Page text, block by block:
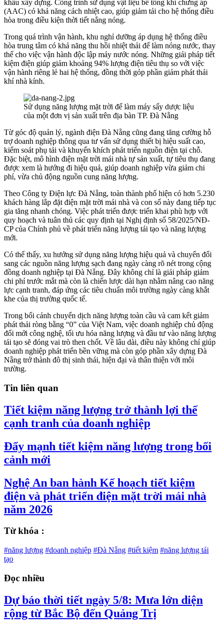
khâu xây dựng. Công trình sử dụng vật liệu bê tông khí chưng áp
(AAC) có khả năng cách nhiệt cao, giúp giảm tải cho hệ thống điều
hòa trong điều kiện thời tiết nắng nóng.
Trong quá trình vận hành, khu nghỉ dưỡng áp dụng hệ thống điều
hòa trung tâm có khả năng thu hồi nhiệt thải để làm nóng nước, thay
thế cho việc vận hành độc lập máy nước nóng. Những giải pháp tiết
kiệm điện giúp giảm khoảng 94% lượng điện tiêu thụ so với việc
vận hành riêng lẻ hai hệ thống, đồng thời góp phần giảm phát thải
khí nhà kính.
Sử dụng năng lượng mặt trời để làm máy sấy dược liệu
của một đơn vị sản xuất trên địa bàn TP. Đà Nẵng
Từ góc độ quản lý, ngành điện Đà Nẵng cũng đang tăng cường hỗ
trợ doanh nghiệp thông qua tư vấn sử dụng thiết bị hiệu suất cao,
kiểm soát phụ tải và khuyến khích phát triển nguồn điện tại chỗ.
Đặc biệt, mô hình điện mặt trời mái nhà tự sản xuất, tự tiêu thụ đang
được xem là hướng đi hiệu quả, giúp doanh nghiệp vừa giảm chi
phí, vừa chủ động nguồn cung năng lượng.
Theo Công ty Điện lực Đà Nẵng, toàn thành phố hiện có hơn 5.230
khách hàng lắp đặt điện mặt trời mái nhà và con số này đang tiếp tục
gia tăng nhanh chóng. Việc phát triển được triển khai phù hợp với
quy hoạch và tuân thủ các quy định tại Nghị định số 58/2025/NĐ-
CP của Chính phủ về phát triển năng lượng tái tạo và năng lượng
mới.
Có thể thấy, xu hướng sử dụng năng lượng hiệu quả và chuyển đổi
sang các nguồn năng lượng sạch đang ngày càng rõ nét trong cộng
đồng doanh nghiệp tại Đà Nẵng. Đây không chỉ là giải pháp giảm
chi phí trước mắt mà còn là chiến lược dài hạn nhằm nâng cao năng
lực cạnh tranh, đáp ứng các tiêu chuẩn môi trường ngày càng khắt
khe của thị trường quốc tế.
Trong bối cảnh chuyển dịch năng lượng toàn cầu và cam kết giảm
phát thải ròng bằng “0” của Việt Nam, việc doanh nghiệp chủ động
đổi mới công nghệ, tối ưu hóa năng lượng và đầu tư vào năng lượng
tái tạo sẽ đóng vai trò then chốt. Về lâu dài, điều này không chỉ giúp
doanh nghiệp phát triển bền vững mà còn góp phần xây dựng Đà
Nẵng trở thành đô thị sinh thái, hiện đại và thân thiện với môi
trường.
Tin liên quan
Tiết kiệm năng lượng trở thành lợi thế
cạnh tranh của doanh nghiệp
Đẩy mạnh tiết kiệm năng lượng trong bối
cảnh mới
Nghệ An ban hành Kế hoạch tiết kiệm
điện và phát triển điện mặt trời mái nhà
năm 2026
Từ khóa :
#năng lượng #doanh nghiệp #Đà Nẵng #tiết kiệm #năng lượng tái
tạo
Đọc nhiều
Dự báo thời tiết ngày 5/8: Mưa lớn diện
rộng từ Bắc Bộ đến Quảng Trị